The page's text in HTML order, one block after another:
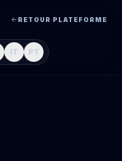
RETOUR PLATEFORME
IT PT